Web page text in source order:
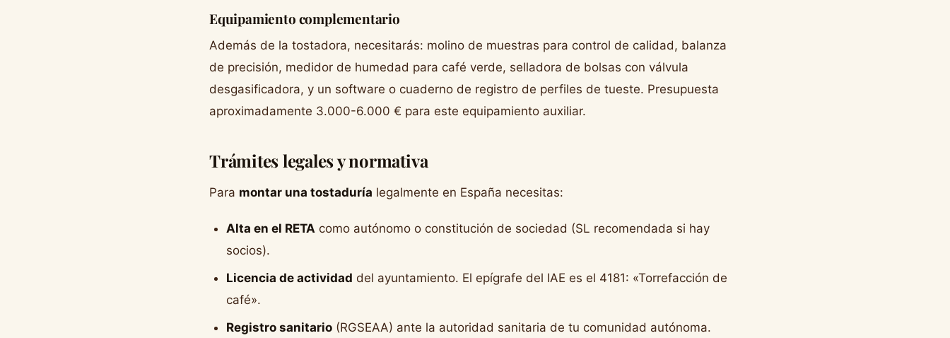
Equipamiento complementario
Además de la tostadora, necesitarás: molino de muestras para control de calidad, balanza
de precisión, medidor de humedad para café verde, selladora de bolsas con válvula
desgasificadora, y un software o cuaderno de registro de perfiles de tueste. Presupuesta
aproximadamente 3.000-6.000 € para este equipamiento auxiliar.
Trámites legales y normativa
Para montar una tostaduría legalmente en España necesitas:
Alta en el RETA como autónomo o constitución de sociedad (SL recomendada si hay
socios).
Licencia de actividad del ayuntamiento. El epígrafe del IAE es el 4181: «Torrefacción de
café».
Registro sanitario (RGSEAA) ante la autoridad sanitaria de tu comunidad autónoma.